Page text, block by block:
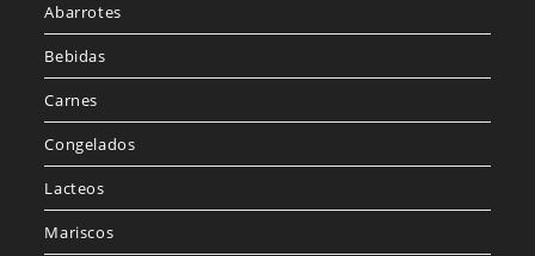
Abarrotes
Bebidas
Carnes
Congelados
Lacteos
Mariscos